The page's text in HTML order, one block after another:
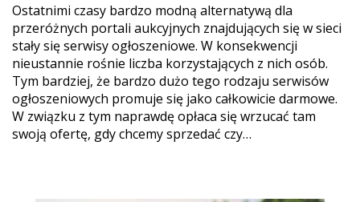
Ostatnimi czasy bardzo modną alternatywą dla
przeróżnych portali aukcyjnych znajdujących się w sieci
stały się serwisy ogłoszeniowe. W konsekwencji
nieustannie rośnie liczba korzystających z nich osób.
Tym bardziej, że bardzo dużo tego rodzaju serwisów
ogłoszeniowych promuje się jako całkowicie darmowe.
W związku z tym naprawdę opłaca się wrzucać tam
swoją ofertę, gdy chcemy sprzedać czy…